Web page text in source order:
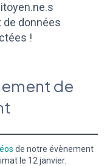
de données
!
de
de notre évènement
le 12 janvier.